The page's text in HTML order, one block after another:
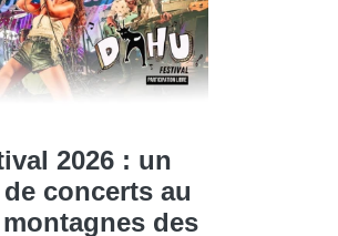
2026 : un
concerts au
des